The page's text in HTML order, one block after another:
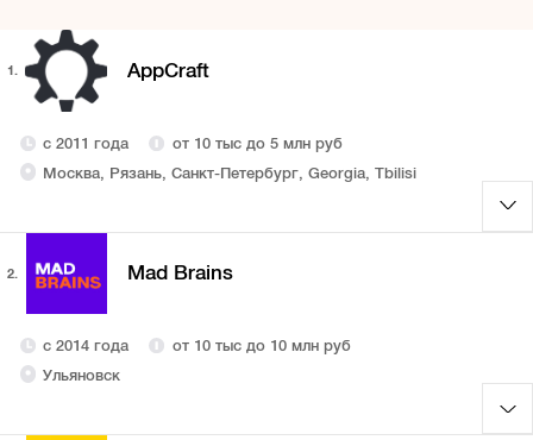
1. AppCraft
с 2011 года
от 10 тыс до 5 млн руб
Москва, Рязань, Санкт-Петербург, Georgia, Tbilisi
2. Mad Brains
с 2014 года
от 10 тыс до 10 млн руб
Ульяновск